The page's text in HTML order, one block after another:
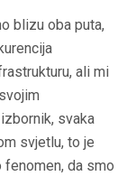
blizu oba puta,
ali mi
svaka
svjetlu, to je
da smo